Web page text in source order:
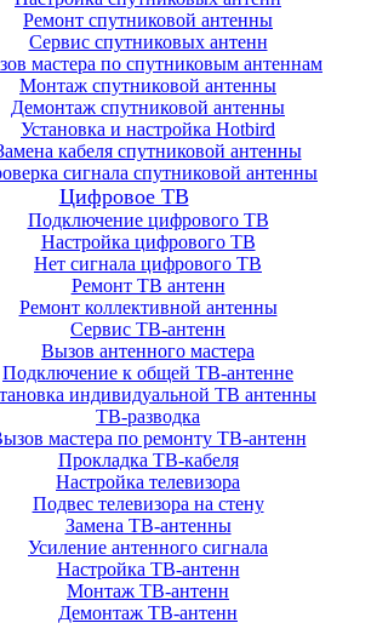
Ремонт спутниковой антенны
Сервис спутниковых антенн
мастера по спутниковым антеннам
Монтаж спутниковой антенны
Демонтаж спутниковой антенны
Установка и настройка Hotbird
кабеля спутниковой антенны
сигнала спутниковой антенны
Цифровое ТВ
Подключение цифрового ТВ
Настройка цифрового ТВ
Нет сигнала цифрового ТВ
Ремонт ТВ антенн
Ремонт коллективной антенны
Сервис ТВ-антенн
Вызов антенного мастера
Подключение к общей ТВ-антенне
индивидуальной ТВ антенны
ТВ-разводка
мастера по ремонту ТВ-антенн
Прокладка ТВ-кабеля
Настройка телевизора
Подвес телевизора на стену
Замена ТВ-антенны
Усиление антенного сигнала
Настройка ТВ-антенн
Монтаж ТВ-антенн
Демонтаж ТВ-антенн